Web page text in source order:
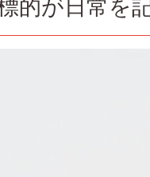
的が日常を